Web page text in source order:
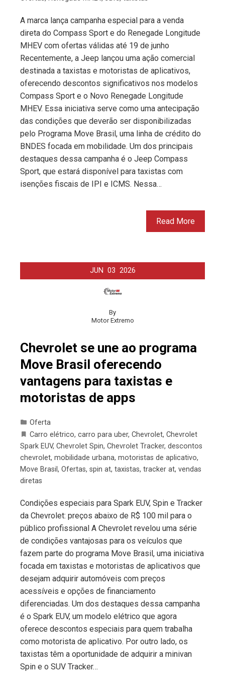
A marca lança campanha especial para a venda
direta do Compass Sport e do Renegade Longitude
MHEV com ofertas válidas até 19 de junho
Recentemente, a Jeep lançou uma ação comercial
destinada a taxistas e motoristas de aplicativos,
oferecendo descontos significativos nos modelos
Compass Sport e o Novo Renegade Longitude
MHEV. Essa iniciativa serve como uma antecipação
das condições que deverão ser disponibilizadas
pelo Programa Move Brasil, uma linha de crédito do
BNDES focada em mobilidade. Um dos principais
destaques dessa campanha é o Jeep Compass
Sport, que estará disponível para taxistas com
isenções fiscais de IPI e ICMS. Nessa…
Read More
JUN 03 2026
By
Motor Extremo
Chevrolet se une ao programa
Move Brasil oferecendo
vantagens para taxistas e
motoristas de apps
Oferta
Carro elétrico, carro para uber, Chevrolet, Chevrolet
Spark EUV, Chevrolet Spin, Chevrolet Tracker, descontos
chevrolet, mobilidade urbana, motoristas de aplicativo,
Move Brasil , Ofertas, spin at, taxistas, tracker at, vendas
diretas
Condições especiais para Spark EUV, Spin e Tracker
da Chevrolet: preços abaixo de R$ 100 mil para o
público profissional A Chevrolet revelou uma série
de condições vantajosas para os veículos que
fazem parte do programa Move Brasil, uma iniciativa
focada em taxistas e motoristas de aplicativos que
desejam adquirir automóveis com preços
acessíveis e opções de financiamento
diferenciadas. Um dos destaques dessa campanha
é o Spark EUV, um modelo elétrico que agora
oferece descontos especiais para quem trabalha
como motorista de aplicativo. Por outro lado, os
taxistas têm a oportunidade de adquirir a minivan
Spin e o SUV Tracker…